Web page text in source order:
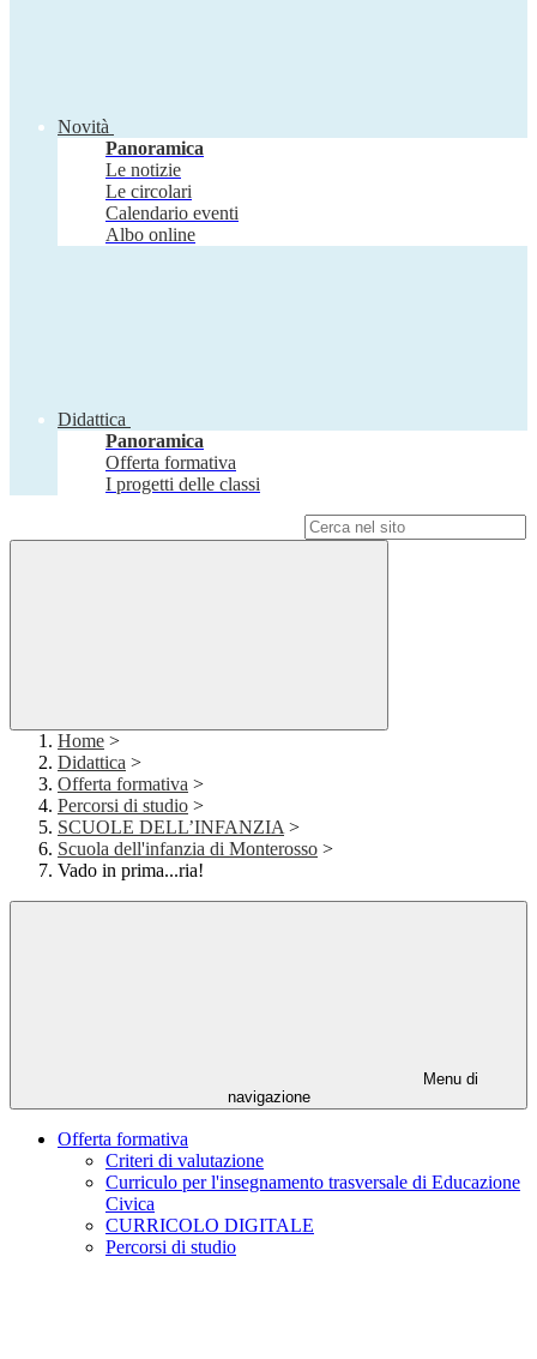
Novità
Panoramica
Le notizie
Le circolari
Calendario eventi
Albo online
Didattica
Panoramica
Offerta formativa
I progetti delle classi
Home >
Didattica >
Offerta formativa >
Percorsi di studio >
SCUOLE DELL’INFANZIA >
Scuola dell'infanzia di Monterosso >
Vado in prima...ria!
Menu di
navigazione
Offerta formativa
Criteri di valutazione
Curriculo per l'insegnamento trasversale di Educazione
Civica
CURRICOLO DIGITALE
Percorsi di studio